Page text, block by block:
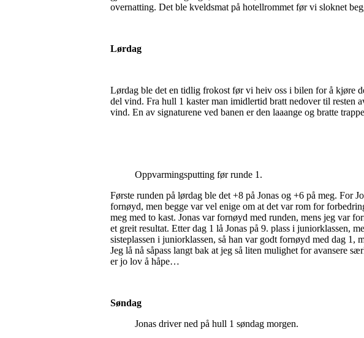
overnatting. Det ble kveldsmat på hotellrommet før vi sloknet
Lørdag
Lørdag ble det en tidlig frokost før vi heiv oss i bilen for å kjøre
del vind. Fra hull 1 kaster man imidlertid bratt nedover til resten
vind. En av signaturene ved banen er den laaange og bratte
Oppvarmingsputting før runde 1.
Første runden på lørdag ble det +8 på Jonas og +6 på meg. For
fornøyd, men begge var vel enige om at det var rom for
meg med to kast. Jonas var fornøyd med runden, mens jeg var
et greit resultat. Etter dag 1 lå Jonas på 9. plass i juniorklassen,
sisteplassen i juniorklassen, så han var godt fornøyd med dag
Jeg lå nå såpass langt bak at jeg så liten mulighet for avansere
er jo lov å håpe…
Søndag
Jonas driver ned på hull 1 søndag morgen.